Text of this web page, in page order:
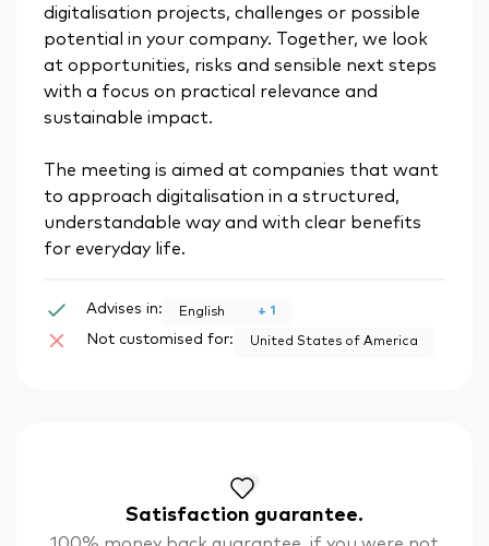
Satisfaction guarantee.
digitalisation projects, challenges or possible
potential in your company. Together, we look
at opportunities, risks and sensible next steps
with a focus on practical relevance and
sustainable impact.
The meeting is aimed at companies that want
to approach digitalisation in a structured,
understandable way and with clear benefits
for everyday life.
Advises in: English + 1
Not customised for: United States of America